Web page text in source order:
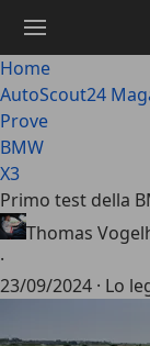
contenuto
principale
Home
AutoScout24
Prove
BMW
X3
Primo test della
Thomas
·
23/09/2024 · Lo